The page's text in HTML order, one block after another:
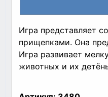
Игра представляет
прищепками. Она
Игра развивает
животных и их